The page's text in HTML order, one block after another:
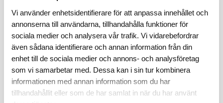
Vi använder enhetsidentifierare för att anpassa innehållet och
annonserna till användarna, tillhandahålla funktioner för
sociala medier och analysera vår trafik. Vi vidarebefordrar
även sådana identifierare och annan information från din
enhet till de sociala medier och annons- och analysföretag
som vi samarbetar med. Dessa kan i sin tur kombinera
informationen med annan information som du har
tillhandahållit eller som de har samlat in när du har använt
Elitlufsarna vandrar för